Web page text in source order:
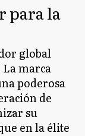
para la
global
marca
poderosa
de
su
en la élite